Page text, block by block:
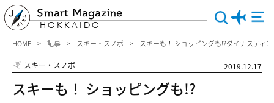
Smart Magazine
HOKKAIDO
HOME 記事 スキー・スノボ スキーも！ ショッピングも!?ダイナスティ
スキー・スノボ 2019.12.17
スキーも！ ショッピングも!?